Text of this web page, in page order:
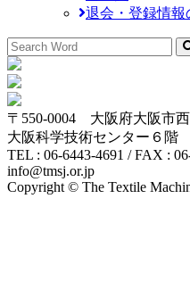
退会・登録情報
〒550-0004 大阪府大阪市
大阪科学技術センター６階
TEL : 06-6443-4691 / FAX :
info@tmsj.or.jp
Copyright © The Textile